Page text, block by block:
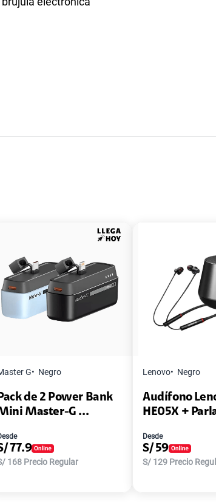
G Negro
Pack de 2 Power Bank
Master-G ...
77.9
168 Precio Regular
Lenovo Negro
Audífono
HE05X +
Desde
S/ 59
S/ 129 Precio